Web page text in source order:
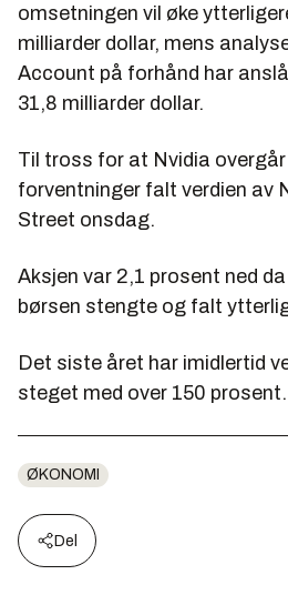
omsetningen vil øke
milliarder dollar, mens
Account på forhånd har
31,8 milliarder dollar.
Til tross for at Nvidia
forventninger falt verdien av
Street onsdag.
Aksjen var 2,1 prosent ned
børsen stengte og falt
Det siste året har imidlertid
steget med over 150 prosent.
ØKONOMI
Del